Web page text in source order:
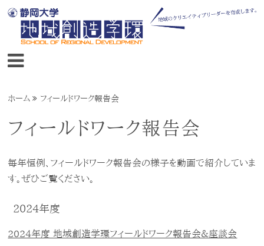
ホーム フィールドワーク報告会
フィールドワーク報告会
毎年恒例、フィールドワーク報告会の様子を動画で紹介していま
す。ぜひご覧ください。
2024年度
2024年度 地域創造学環フィールドワーク報告会＆座談会